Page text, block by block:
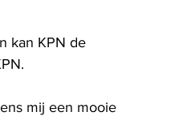
kan KPN de
mij een mooie